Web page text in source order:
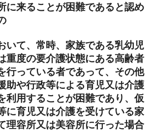
に来ることが困難であると認め
いて、常時、家族である乳幼児
重度の要介護状態にある高齢者
行っている者であって、その他
助や行政等による育児又は介護
利用することが困難であり、仮
に育児又は介護を受けている家
理容所又は美容所に行った場合